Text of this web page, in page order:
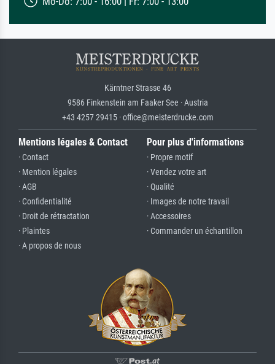
Kärntner Strasse 46
9586 Finkenstein am Faaker See · Austria
+43 4257 29415 · office@meisterdrucke.com
Mentions légales & Contact
· Contact
· Mention légales
· AGB
· Confidentialité
· Droit de rétractation
· Plaintes
· A propos de nous
Pour plus d'informations
· Propre motif
· Vendez votre art
· Qualité
· Images de notre travail
· Accessoires
· Commander un échantillon